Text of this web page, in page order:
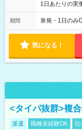
1日あたりの実
します。
期間 単発・1日のみ
気になる！
<タイパ抜群>複
派遣 職種未経験OK 社